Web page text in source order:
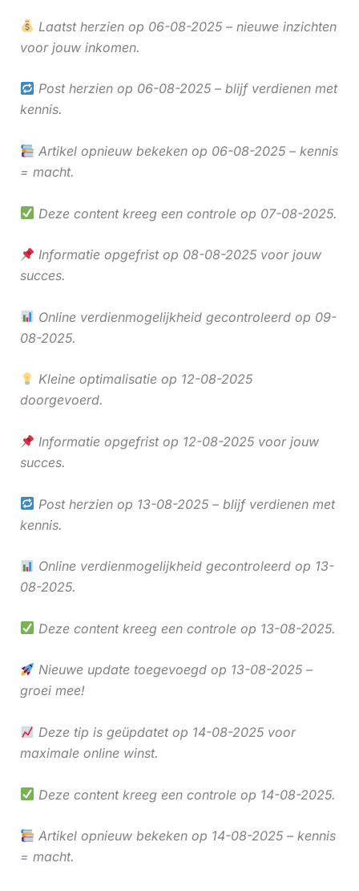
Laatst herzien op 06-08-2025 – nieuwe inzichten
voor jouw inkomen.
Post herzien op 06-08-2025 – blijf verdienen met
kennis.
Artikel opnieuw bekeken op 06-08-2025 – kennis
= macht.
Deze content kreeg een controle op 07-08-2025.
Informatie opgefrist op 08-08-2025 voor jouw
succes.
Online verdienmogelijkheid gecontroleerd op 09-
08-2025.
Kleine optimalisatie op 12-08-2025
doorgevoerd.
Informatie opgefrist op 12-08-2025 voor jouw
succes.
Post herzien op 13-08-2025 – blijf verdienen met
kennis.
Online verdienmogelijkheid gecontroleerd op 13-
08-2025.
Deze content kreeg een controle op 13-08-2025.
Nieuwe update toegevoegd op 13-08-2025 –
groei mee!
Deze tip is geüpdatet op 14-08-2025 voor
maximale online winst.
Deze content kreeg een controle op 14-08-2025.
Artikel opnieuw bekeken op 14-08-2025 – kennis
= macht.